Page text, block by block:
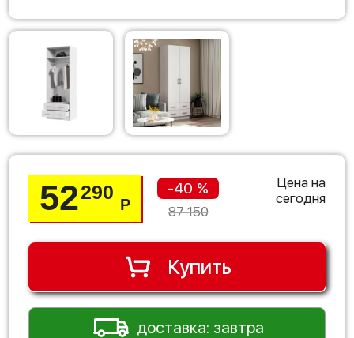
52290
Р
-40 %
87 150
Цена на
сегодня
Купить
доставка: завтра